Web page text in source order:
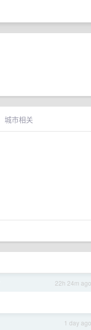
城市相关
22h 24m ago
1 day ago